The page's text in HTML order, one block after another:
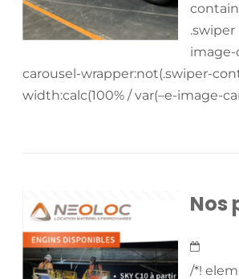
image-
carousel-wrapper:not(.swiper-
width:calc(100% / var(–e-image-
Nos
/*!